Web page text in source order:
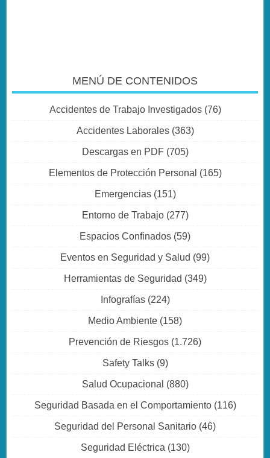
MENÚ DE CONTENIDOS
Accidentes de Trabajo Investigados(76)
Accidentes Laborales(363)
Descargas en PDF(705)
Elementos de Protección Personal (165)
Emergencias(151)
Entorno de Trabajo(277)
Espacios Confinados (59)
Eventos en Seguridad y Salud (99)
Herramientas de Seguridad (349)
Infografías(224)
Medio Ambiente (158)
Prevención de Riesgos (1.726)
Safety Talks(9)
Salud Ocupacional (880)
Seguridad Basada en el Comportamiento(116)
Seguridad del Personal Sanitario (46)
Seguridad Eléctrica (130)